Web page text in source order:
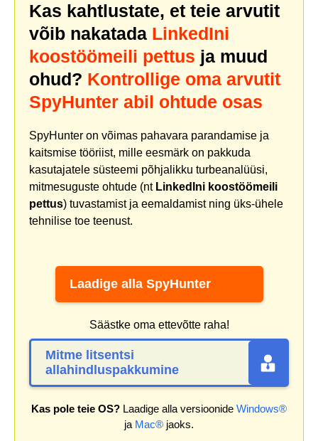
Kas kahtlustate, et teie arvutit
võib nakatada LinkedIni
koostöömeili pettus ja muud
ohud? Kontrollige oma arvutit
SpyHunter abil ohtude osas
SpyHunter on võimas pahavara parandamise ja
kaitsmise tööriist, mille eesmärk on pakkuda
kasutajatele süsteemi põhjalikku turbeanalüüsi,
mitmesuguste ohtude (nt LinkedIni koostöömeili
pettus) tuvastamist ja eemaldamist ning üks-ühele
tehnilise toe teenust.
Laadige alla SpyHunter
Säästke oma ettevõtte raha!
Mitme litsentsi
allahindluspakkumine
Kas pole teie OS? Laadige alla versioonide Windows®
ja Mac® jaoks.